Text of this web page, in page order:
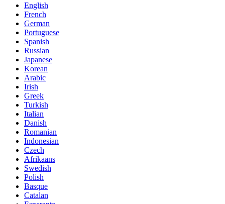
English
French
German
Portuguese
Spanish
Russian
Japanese
Korean
Arabic
Irish
Greek
Turkish
Italian
Danish
Romanian
Indonesian
Czech
Afrikaans
Swedish
Polish
Basque
Catalan